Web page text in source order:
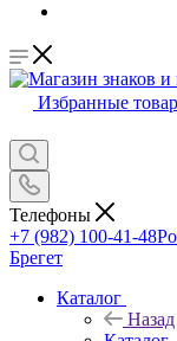
Избранные
Телефоны
+7 (982) 100-41-48
Брегет
Каталог
Назад